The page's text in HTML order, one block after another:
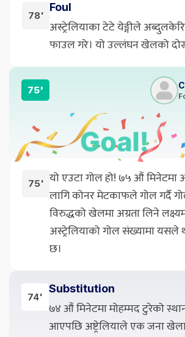
78'
Foul
अस्ट्रेलियाका टेटे येङ्गीले
फाउल गरे। यो उल्लंघन खेलको
75'
75' यो एउटा गोल हो! ७५ औं मिनेटमा
लागि कोनर मेटकाफले गोल गर्दै
विरुद्धको खेलमा अग्रता लिने
अस्ट्रेलियाको गोल संख्यामा यसले
छ।
74'
Substitution
७४ औं मिनेटमा मोहम्मद टुरेको
आएपछि अष्ट्रेलियाले एक जना